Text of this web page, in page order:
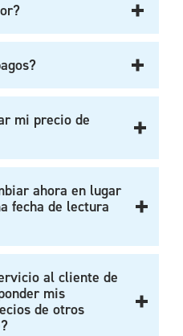
mi precio de
ahora en lugar
fecha de lectura
al cliente de
mis
de otros